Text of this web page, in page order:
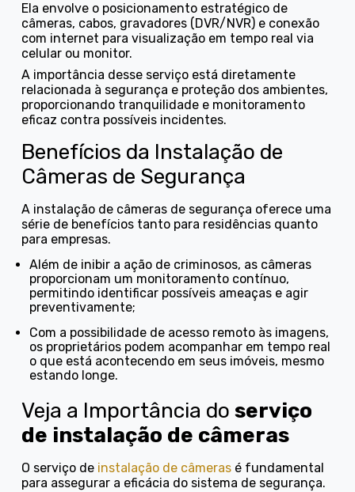
Ela envolve o posicionamento estratégico de
câmeras, cabos, gravadores (DVR/NVR) e conexão
com internet para visualização em tempo real via
celular ou monitor.
A importância desse serviço está diretamente
relacionada à segurança e proteção dos ambientes,
proporcionando tranquilidade e monitoramento
eficaz contra possíveis incidentes.
Benefícios da Instalação de
Câmeras de Segurança
A instalação de câmeras de segurança oferece uma
série de benefícios tanto para residências quanto
para empresas.
Além de inibir a ação de criminosos, as câmeras
proporcionam um monitoramento contínuo,
permitindo identificar possíveis ameaças e agir
preventivamente;
Com a possibilidade de acesso remoto às imagens,
os proprietários podem acompanhar em tempo real
o que está acontecendo em seus imóveis, mesmo
estando longe.
Veja a Importância doserviço
de instalação de câmeras
O serviço de instalação de câmeras é fundamental
para assegurar a eficácia do sistema de segurança.